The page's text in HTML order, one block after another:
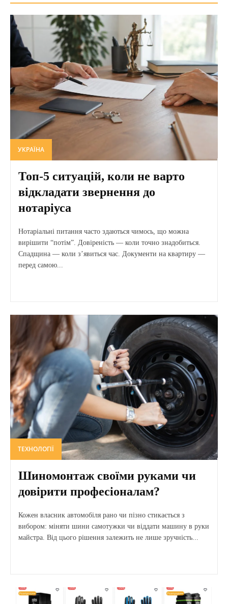
УКРАЇНА
Топ-5 ситуацій, коли не варто
відкладати звернення до
нотаріуса
Нотаріальні питання часто здаються чимось, що можна
вирішити “потім”. Довіреність — коли точно знадобиться.
Спадщина — коли з’явиться час. Документи на квартиру —
перед самою...
ТЕХНОЛОГІЇ
Шиномонтаж своїми руками чи
довірити професіоналам?
Кожен власник автомобіля рано чи пізно стикається з
вибором: міняти шини самотужки чи віддати машину в руки
майстра. Від цього рішення залежить не лише зручність...